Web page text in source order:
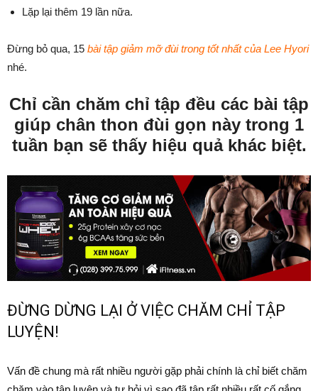
Lặp lại thêm 19 lần nữa.
Đừng bỏ qua, 15 bài tập giảm mỡ đùi trong tốt nhất của Lee Hyori
nhé.
Chỉ cần chăm chỉ tập đều các bài tập
giúp chân thon đùi gọn này trong 1
tuần bạn sẽ thấy hiệu quả khác biệt.
ĐỪNG DỪNG LẠI Ở VIỆC CHĂM CHỈ TẬP
LUYỆN!
Vấn đề chung mà rất nhiều người gặp phải chính là chỉ biết chăm